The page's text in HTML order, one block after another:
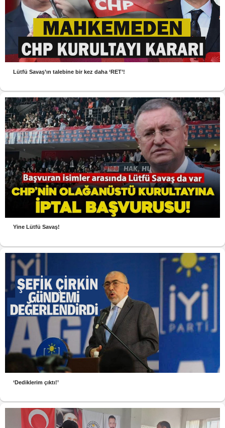
Lütfü Savaş’ın talebine bir kez daha ‘RET’!
Yine Lütfü Savaş!
‘Dediklerim çıktı!’